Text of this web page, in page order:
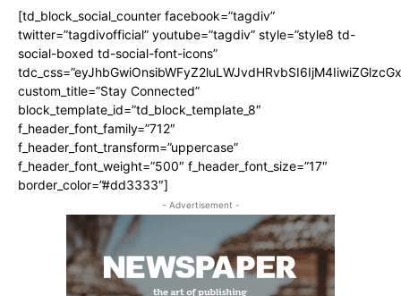
[td_block_social_counter facebook=”tagdiv”
twitter=”tagdivofficial” youtube=”tagdiv” style=”style8 td-
social-boxed td-social-font-icons”
custom_title=”Stay Connected”
block_template_id=”td_block_template_8″
f_header_font_family=”712″
f_header_font_transform=”uppercase”
f_header_font_weight=”500″ f_header_font_size=”17″
border_color=”#dd3333″]
- Advertisement -